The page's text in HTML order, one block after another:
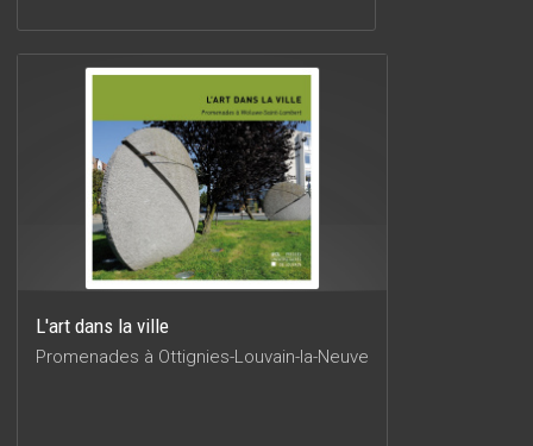
L'art dans la ville
Promenades à Ottignies-Louvain-la-Neuve